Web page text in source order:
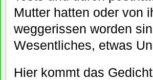
Mutter hatten oder von
weggerissen worden
Wesentliches, etwas
Hier kommt das